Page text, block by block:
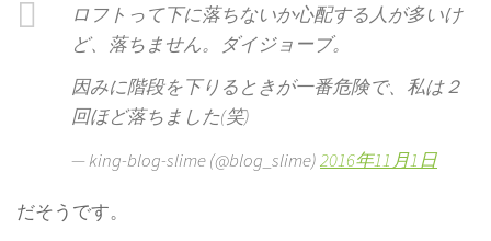
ロフトって下に落ちないか心配する人が多いけ
ど、落ちません。ダイジョーブ。
因みに階段を下りるときが一番危険で、私は２
回ほど落ちました(笑)
— king-blog-slime (@blog_slime)2016年11月1日
だそうです。